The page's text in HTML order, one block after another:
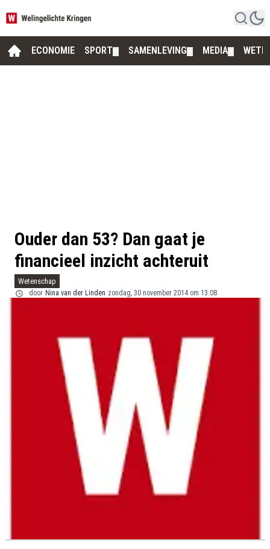
ECONOMIE SPORT SAMENLEVING MEDIA
Ouder dan 53? Dan gaat je
financieel inzicht achteruit
Wetenschap
door Nina van der Linden zondag, 30 november 2014 om 13:08